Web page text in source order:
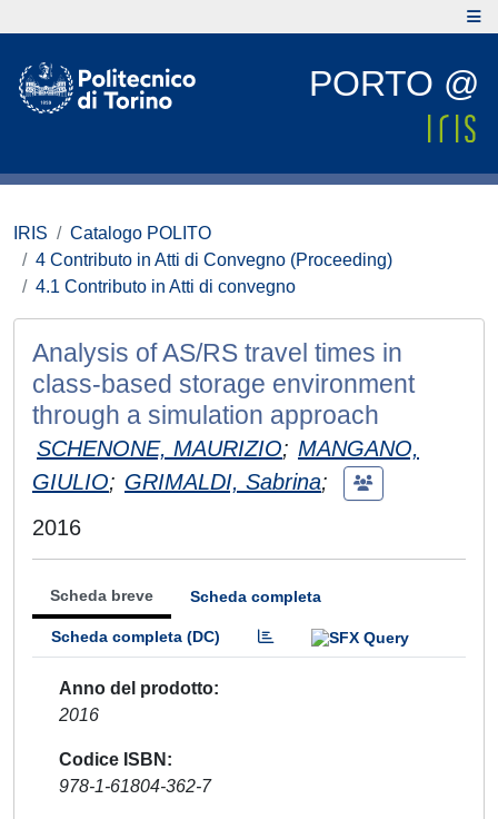
PORTO @
IRIS
Catalogo POLITO
4 Contributo in Atti di Convegno (Proceeding)
4.1 Contributo in Atti di convegno
Analysis of AS/RS travel times in
class-based storage environment
through a simulation approach
SCHENONE, MAURIZIO; MANGANO,
GIULIO; GRIMALDI, Sabrina;
2016
Scheda breve Scheda completa
Scheda completa (DC)
Anno del prodotto
2016
Codice ISBN
978-1-61804-362-7